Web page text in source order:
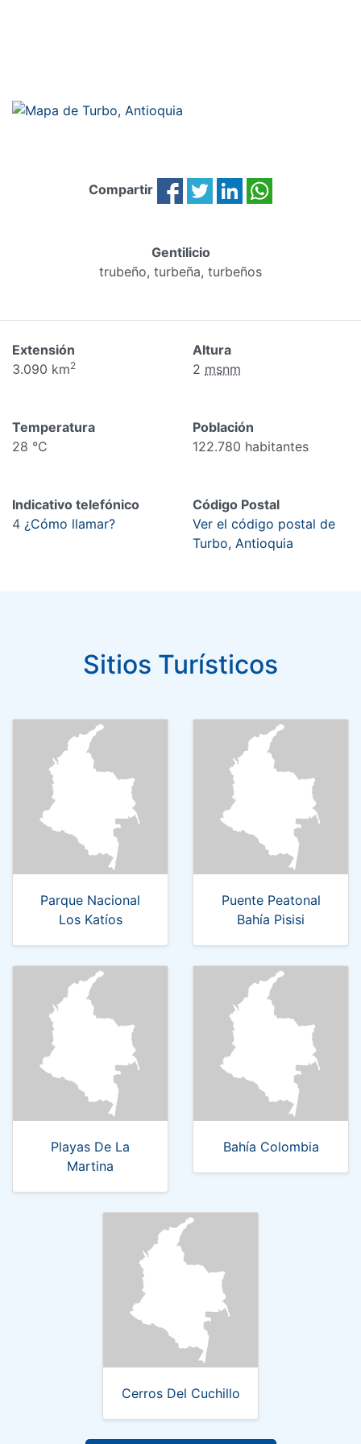
Compartir
Gentilicio
trubeño, turbeña, turbeños
Extensión
3.090 km2
Altura
2 msnm
Temperatura
28 °C
Población
122.780 habitantes
Indicativo telefónico
4 ¿Cómo llamar?
Código Postal
Ver el código postal de
Turbo, Antioquia
Sitios Turísticos
Parque Nacional
Los Katíos
Puente Peatonal
Bahía Pisisi
Playas De La
Martina
Bahía Colombia
Cerros Del Cuchillo